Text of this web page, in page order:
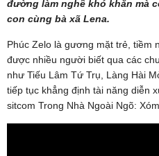
đường làm nghề khó khăn mà
con cùng bà xã Lena.
Phúc Zelo là gương mặt trẻ, tiềm
được nhiều người biết qua các
như Tiếu Lâm Tứ Trụ, Làng Hài
tiếp tục khẳng định tài năng diễn
sitcom Trong Nhà Ngoài Ngõ: